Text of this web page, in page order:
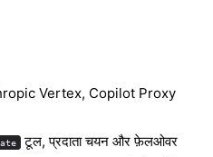
Vertex, Copilot Proxy
टूल, प्रदाता चयन और फ़ेलओवर